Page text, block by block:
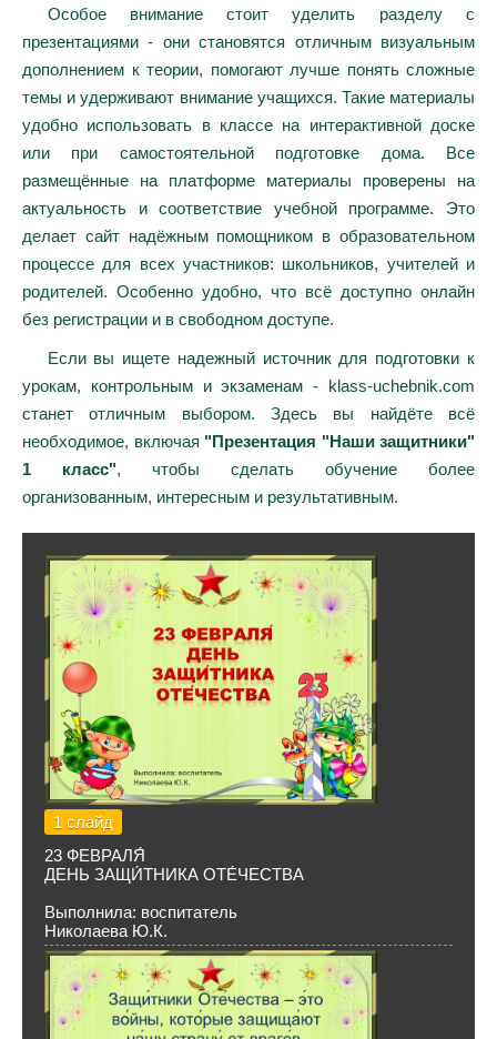
Особое внимание стоит уделить разделу с
презентациями - они становятся отличным визуальным
дополнением к теории, помогают лучше понять сложные
темы и удерживают внимание учащихся. Такие материалы
удобно использовать в классе на интерактивной доске
или при самостоятельной подготовке дома. Все
размещённые на платформе материалы проверены на
актуальность и соответствие учебной программе. Это
делает сайт надёжным помощником в образовательном
процессе для всех участников: школьников, учителей и
родителей. Особенно удобно, что всё доступно онлайн
без регистрации и в свободном доступе.
Если вы ищете надежный источник для подготовки к
урокам, контрольным и экзаменам - klass-uchebnik.com
станет отличным выбором. Здесь вы найдёте всё
необходимое, включая "Презентация "Наши защитники"
1 класс", чтобы сделать обучение более
организованным, интересным и результативным.
1 слайд
23 ФЕВРАЛЯ́
ДЕНЬ ЗАЩИ́ТНИКА ОТЕ́ЧЕСТВА
Выполнила: воспитатель
Николаева Ю.К.